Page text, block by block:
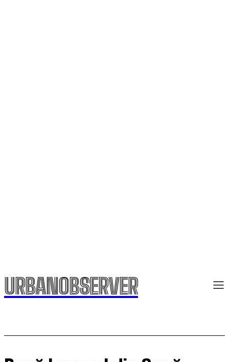
URBANOBSERVER